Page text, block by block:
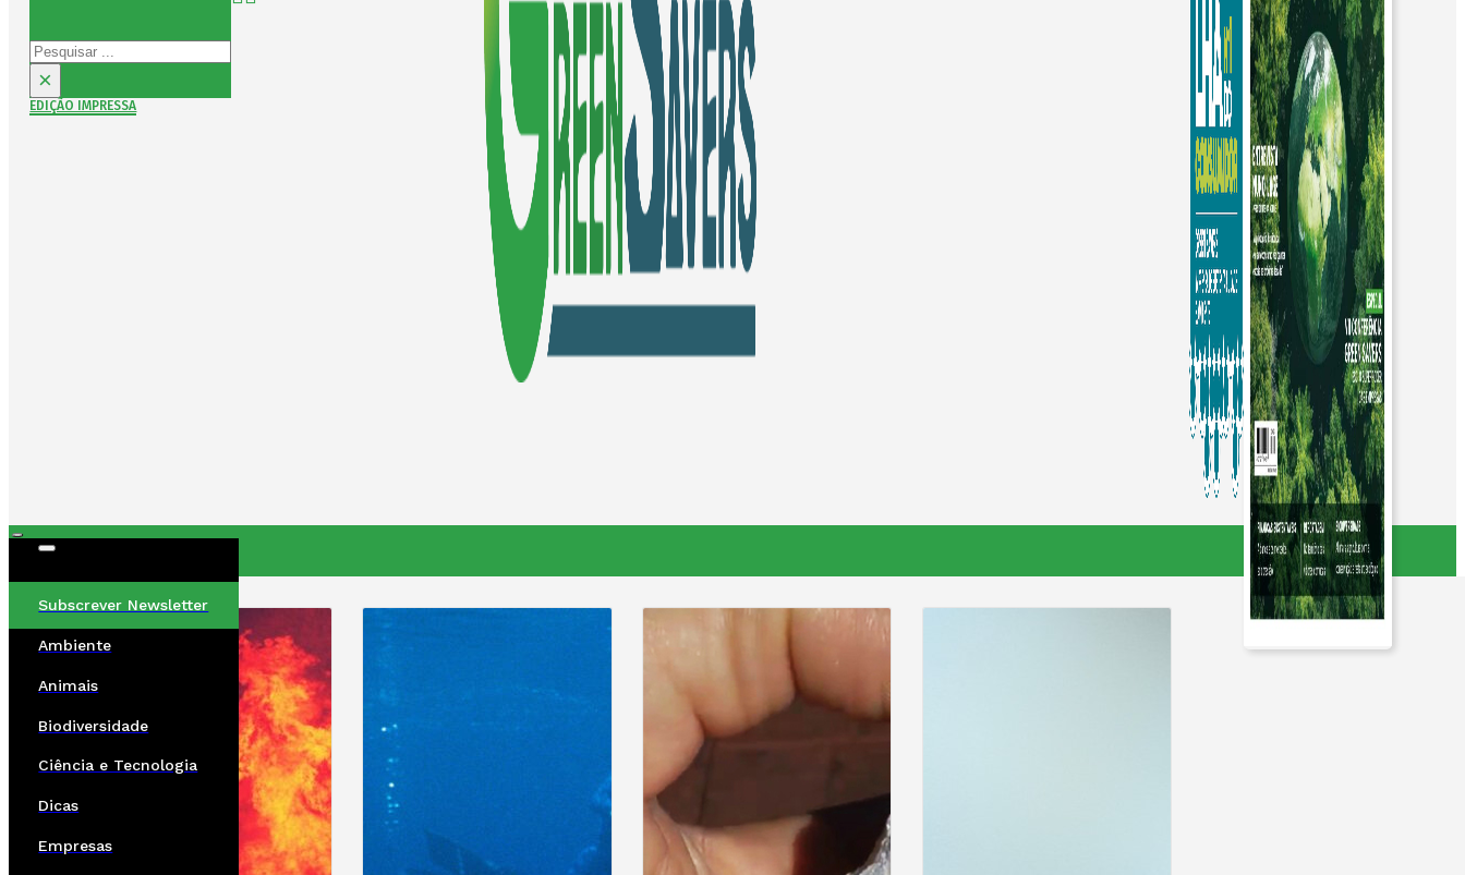
Pesquisar
×
EDIÇÃO IMPRESSA
Subscrever Newsletter
Ambiente
Animais
Biodiversidade
Ciência e Tecnologia
Dicas
Empresas